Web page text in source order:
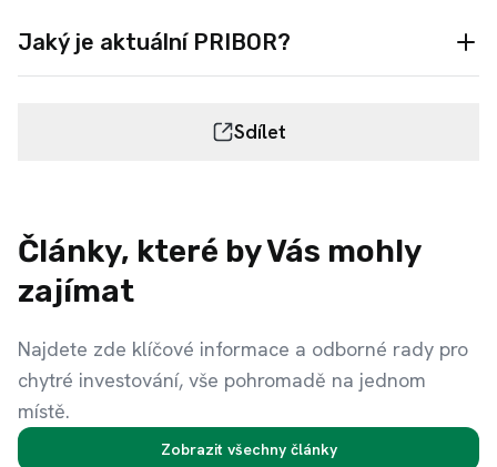
Jaký je aktuální PRIBOR?
Sdílet
Články, které by Vás mohly
zajímat
Najdete zde klíčové informace a odborné rady pro
chytré investování, vše pohromadě na jednom
místě.
Zobrazit všechny články